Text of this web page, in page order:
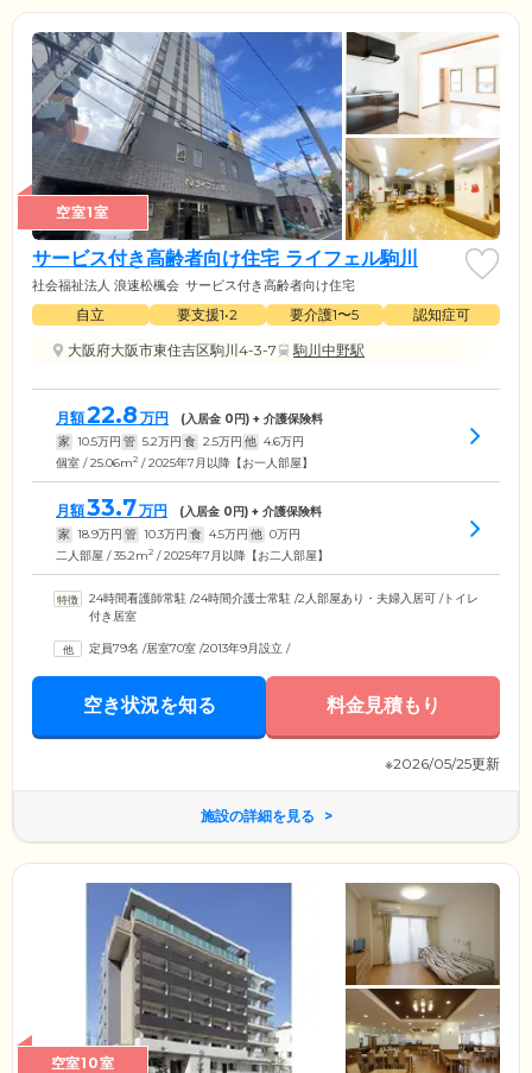
空室1室
サービス付き高齢者向け住宅 ライフェル駒川
社会福祉法人 浪速松楓会 サービス付き高齢者向け住宅
自立 要支援1•2 要介護1〜5
認知症可
大阪府大阪市東住吉区駒川4-3-7
駒川中野駅
月額22.8 万円 (入居金 0円) + 介護保険料
家 10.5万円 管 5.2万円 食 2.5万円 他 4.6万円
個室 / 25.06m2 / 2025年7月以降【お一人部屋】
月額33.7万円 (入居金 0円) + 介護保険料
家 18.9万円 管 10.3万円 食 4.5万円 他 0万円
二人部屋 / 35.2m2 / 2025年7月以降【お二人部屋】
24時間看護師常駐 /24時間介護士常駐 /2人部屋あり・夫婦入居可 /トイレ
付き居室
定員79名 /居室70室 /2013年9月設立 /
空き状況を知る 料金見積もり
※2026/05/25更新
施設の詳細を見る
空室10室